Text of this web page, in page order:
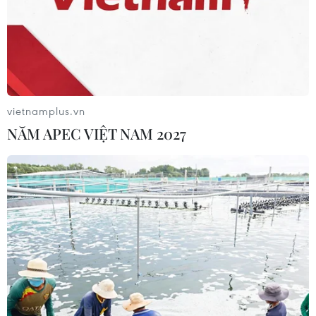
05/08/2026 15:30
Việt Nam-Ấn Độ thúc đẩy hiện thực
hóa Đối tác Chiến lược Toàn diện
Tăng cường
05/08/2026 13:30
Hơn 100 người thiệt mạng trong mùa
mưa khốc liệt ở Ấn Độ
05/08/2026 09:39
Trung Quốc phóng thành công hai
vệ tinh siêu phổ Đông Phương Huệ
Nhãn
vietnamplus.vn
NĂM APEC VIỆT NAM 2027